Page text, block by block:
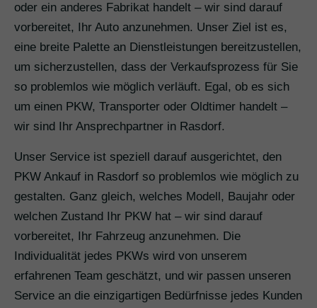
oder ein anderes Fabrikat handelt – wir sind darauf
vorbereitet, Ihr Auto anzunehmen. Unser Ziel ist es,
eine breite Palette an Dienstleistungen bereitzustellen,
um sicherzustellen, dass der Verkaufsprozess für Sie
so problemlos wie möglich verläuft. Egal, ob es sich
um einen PKW, Transporter oder Oldtimer handelt –
wir sind Ihr Ansprechpartner in Rasdorf.
Unser Service ist speziell darauf ausgerichtet, den
PKW Ankauf in Rasdorf so problemlos wie möglich zu
gestalten. Ganz gleich, welches Modell, Baujahr oder
welchen Zustand Ihr PKW hat – wir sind darauf
vorbereitet, Ihr Fahrzeug anzunehmen. Die
Individualität jedes PKWs wird von unserem
erfahrenen Team geschätzt, und wir passen unseren
Service an die einzigartigen Bedürfnisse jedes Kunden